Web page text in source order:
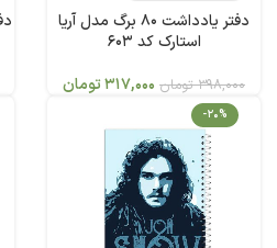
دفتر یادداشت 80 برگ مدل آریا
استارک کد 603
398,000 تومان 317,000تومان
-20%